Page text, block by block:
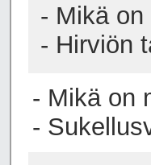
- Mikä
- Hirviön
- Mikä on
-